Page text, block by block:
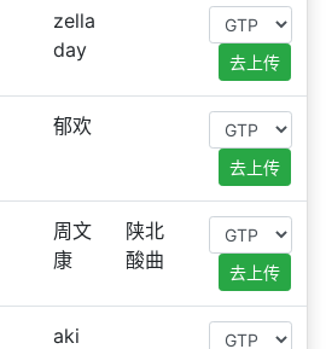
zella
day
去上传
郁欢
去上传
周文
康
陕北
酸曲
去上传
aki